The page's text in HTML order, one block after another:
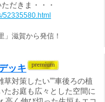
だきま・・・
52335580.html
滋賀から発信！
ッキ
対策したい””車後ろの植
たお庭も広々とした空間に